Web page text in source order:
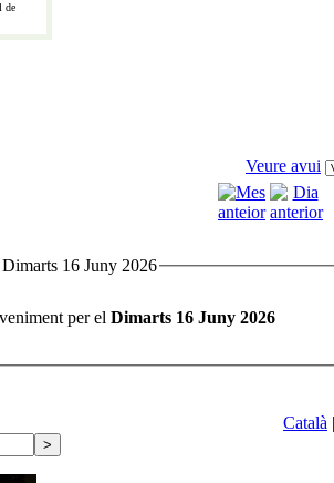
de
Veure avui
16 Juny 2026
per el Dimarts 16 Juny 2026
Català